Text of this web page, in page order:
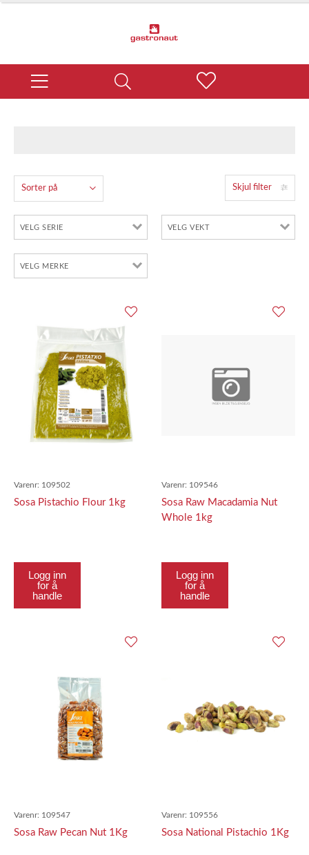
Skjul filter
Sorter på
Varenr: 109502
Sosa Pistachio Flour 1kg
Logg inn
for å
handle
Varenr: 109546
Sosa Raw Macadamia Nut
Whole 1kg
Logg inn
for å
handle
Varenr: 109547
Sosa Raw Pecan Nut 1Kg
Varenr: 109556
Sosa National Pistachio 1Kg